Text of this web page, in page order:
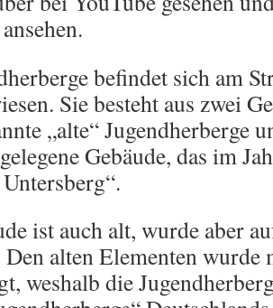
befindet sich am
Sie besteht aus zwei
„alte“ Jugendherberge
Gebäude, das im
ist auch alt, wurde aber
Den alten Elementen wurde
weshalb die